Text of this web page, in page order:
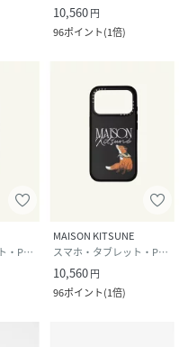
10,560円
96ポイント(1倍)
スマホ・タブレット・PCケース/カバー
MAISON KITSUNE
スマホ・タブレット・PCケース/カバー
10,560円
96ポイント(1倍)